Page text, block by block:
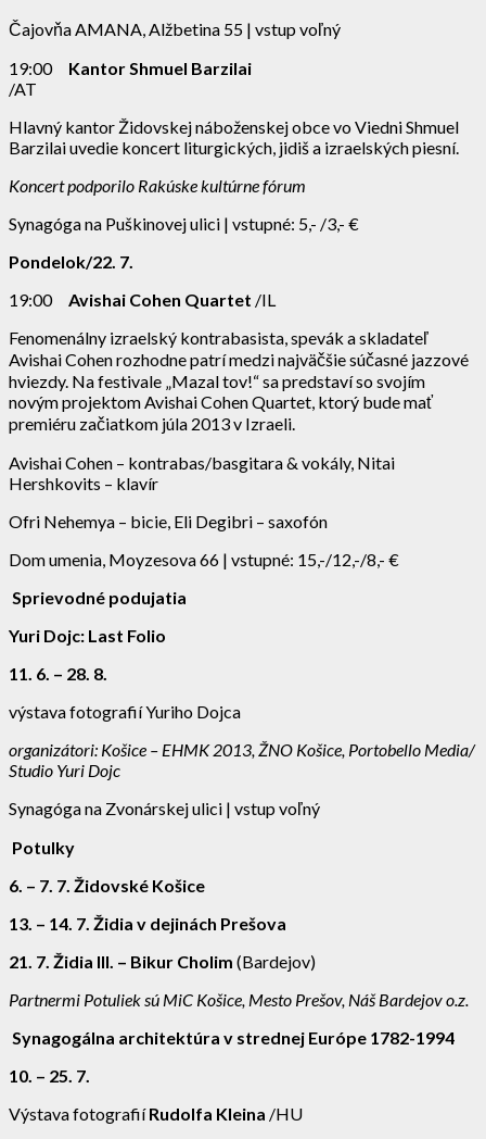
Čajovňa AMANA, Alžbetina 55 | vstup voľný
19:00 Kantor Shmuel Barzilai
/AT
Hlavný kantor Židovskej náboženskej obce vo Viedni Shmuel
Barzilai uvedie koncert liturgických, jidiš a izraelských piesní.
Koncert podporilo Rakúske kultúrne fórum
Synagóga na Puškinovej ulici | vstupné: 5,- /3,- €
Pondelok/22. 7.
19:00 Avishai Cohen Quartet /IL
Fenomenálny izraelský kontrabasista, spevák a skladateľ
Avishai Cohen rozhodne patrí medzi najväčšie súčasné jazzové
hviezdy. Na festivale „Mazal tov!“ sa predstaví so svojím
novým projektom Avishai Cohen Quartet, ktorý bude mať
premiéru začiatkom júla 2013 v Izraeli.
Avishai Cohen – kontrabas/basgitara & vokály, Nitai
Hershkovits – klavír
Ofri Nehemya – bicie, Eli Degibri – saxofón
Dom umenia, Moyzesova 66 | vstupné: 15,-/12,-/8,- €
Sprievodné podujatia
Yuri Dojc: Last Folio
11. 6. – 28. 8.
výstava fotografií Yuriho Dojca
organizátori: Košice – EHMK 2013, ŽNO Košice, Portobello Media/
Studio Yuri Dojc
Synagóga na Zvonárskej ulici | vstup voľný
Potulky
6. – 7. 7. Židovské Košice
13. – 14. 7. Židia v dejinách Prešova
21. 7. Židia III. – Bikur Cholim (Bardejov)
Partnermi Potuliek sú MiC Košice, Mesto Prešov, Náš Bardejov o.z.
Synagogálna architektúra v strednej Európe 1782-1994
10. – 25. 7.
Výstava fotografiíRudolfa Kleina /HU